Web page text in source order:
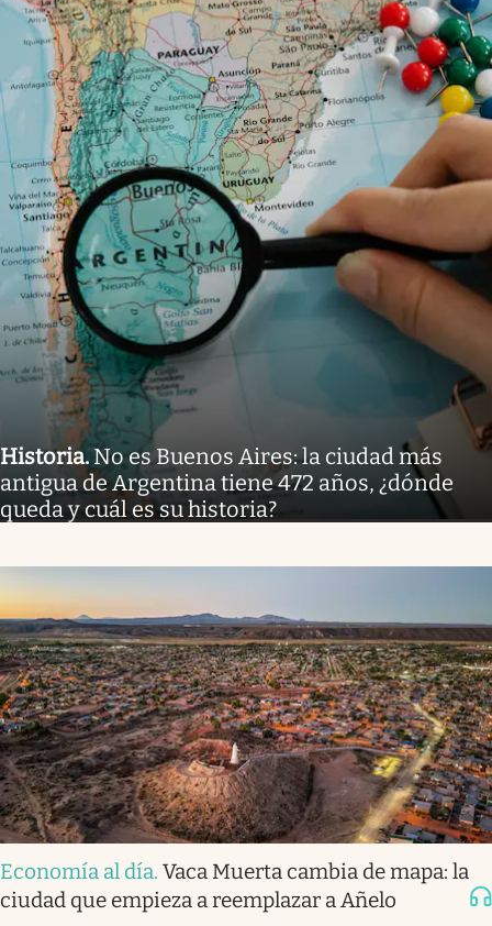
Historia. No es Buenos Aires: la ciudad más
antigua de Argentina tiene 472 años, ¿dónde
queda y cuál es su historia?
Economía al día. Vaca Muerta cambia de mapa: la
ciudad que empieza a reemplazar a Añelo